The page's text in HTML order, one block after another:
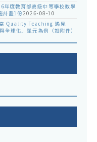
年度教育部高級中等學校教學
計畫1份2026-08-10
Quality Teaching 遇見
球化」單元為例（如附件）